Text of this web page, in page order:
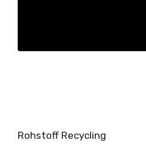
Rohstoff Recycling